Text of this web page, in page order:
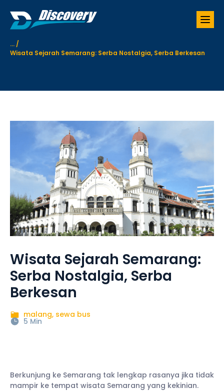
n
... /
Wisata Sejarah Semarang: Serba Nostalgia, Serba Berkesan
Wisata Sejarah Semarang:
Serba Nostalgia, Serba
Berkesan
malang, sewa bus
5 Min
Berkunjung ke Semarang tak lengkap rasanya jika tidak
mampir ke tempat wisata Semarang yang kekinian.